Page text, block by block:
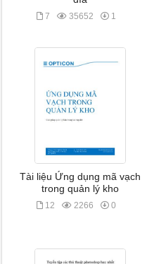
7 35652 1
Tài liệu Ứng dụng mã vạch
trong quản lý kho
12 2266 0